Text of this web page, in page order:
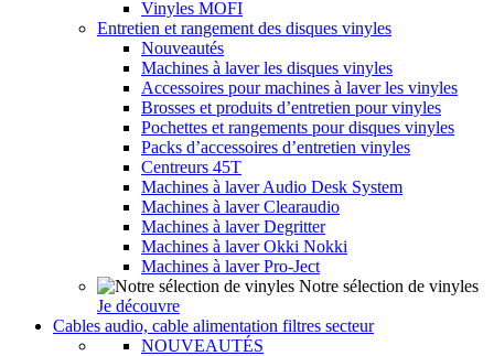
Vinyles MOFI
Entretien et rangement des disques vinyles
Nouveautés
Machines à laver les disques vinyles
Accessoires pour machines à laver les vinyles
Brosses et produits d’entretien pour vinyles
Pochettes et rangements pour disques vinyles
Packs d’accessoires d’entretien vinyles
Centreurs 45T
Machines à laver Audio Desk System
Machines à laver Clearaudio
Machines à laver Degritter
Machines à laver Okki Nokki
Machines à laver Pro-Ject
Notre sélection de vinyles
Je découvre
Cables audio, cable alimentation filtres secteur
NOUVEAUTÉS